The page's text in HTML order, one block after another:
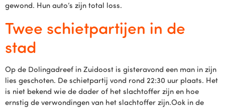
gewond. Hun auto’s zijn total loss.
Twee schietpartijen in de
stad
Op de Dolingadreef in Zuidoost is gisteravond een man in zijn
lies geschoten. De schietpartij vond rond 22:30 uur plaats. Het
is niet bekend wie de dader of het slachtoffer zijn en hoe
ernstig de verwondingen van het slachtoffer zijn.Ook in de